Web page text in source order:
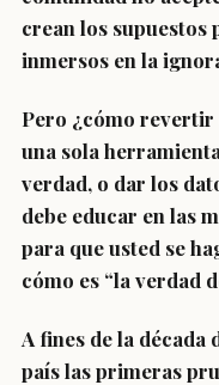
crean los supuestos
inmersos en la
Pero ¿cómo revertir
una sola
verdad, o dar los
debe educar en las
para que usted se
cómo es “la verdad
A fines de la década
país las primeras